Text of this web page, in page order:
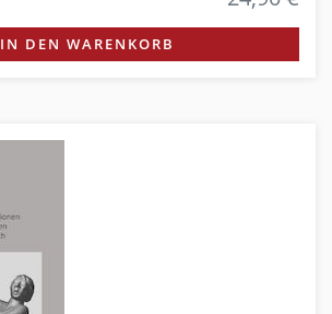
IN DEN WARENKORB